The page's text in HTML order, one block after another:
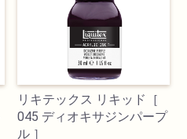
リキテックス リキッド［
045 ディオキサジンパープ
ル ］